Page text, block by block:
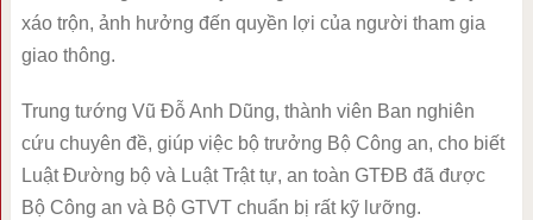
xáo trộn, ảnh hưởng đến quyền lợi của người tham gia
giao thông.
Trung tướng Vũ Đỗ Anh Dũng, thành viên Ban nghiên
cứu chuyên đề, giúp việc bộ trưởng Bộ Công an, cho biết
Luật Đường bộ và Luật Trật tự, an toàn GTĐB đã được
Bộ Công an và Bộ GTVT chuẩn bị rất kỹ lưỡng.